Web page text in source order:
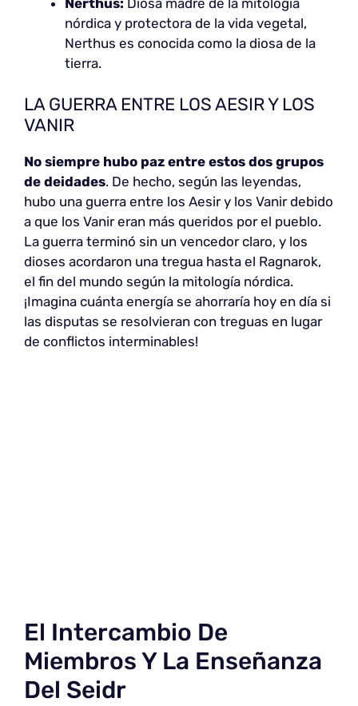
Nerthus: Diosa madre de la mitología
nórdica y protectora de la vida vegetal,
Nerthus es conocida como la diosa de la
tierra.
LA GUERRA ENTRE LOS AESIR Y LOS
VANIR
No siempre hubo paz entre estos dos grupos
de deidades. De hecho, según las leyendas,
hubo una guerra entre los Aesir y los Vanir debido
a que los Vanir eran más queridos por el pueblo.
La guerra terminó sin un vencedor claro, y los
dioses acordaron una tregua hasta el Ragnarok,
el fin del mundo según la mitología nórdica.
¡Imagina cuánta energía se ahorraría hoy en día si
las disputas se resolvieran con treguas en lugar
de conflictos interminables!
El Intercambio De
Miembros Y La Enseñanza
Del Seidr